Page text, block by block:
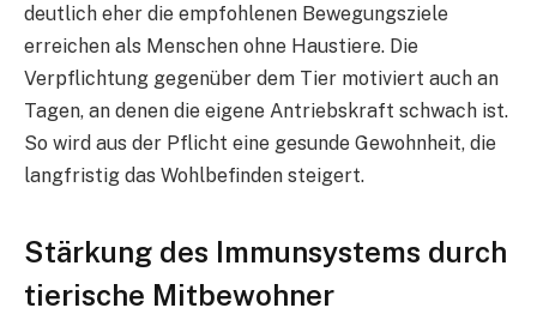
deutlich eher die empfohlenen Bewegungsziele
erreichen als Menschen ohne Haustiere. Die
Verpflichtung gegenüber dem Tier motiviert auch an
Tagen, an denen die eigene Antriebskraft schwach ist.
So wird aus der Pflicht eine gesunde Gewohnheit, die
langfristig das Wohlbefinden steigert.
Stärkung des Immunsystems durch
tierische Mitbewohner